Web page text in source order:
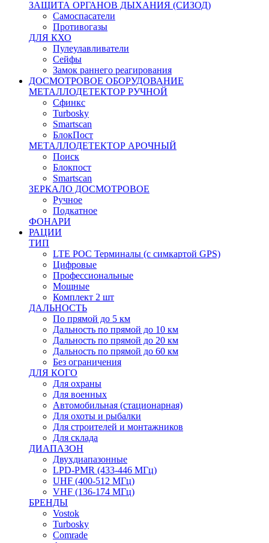
ЗАЩИТА ОРГАНОВ ДЫХАНИЯ (СИЗОД)
Самоспасатели
Противогазы
ДЛЯ КХО
Пулеулавливатели
Сейфы
Замок раннего реагирования
ДОСМОТРОВОЕ ОБОРУДОВАНИЕ
МЕТАЛЛОДЕТЕКТОР РУЧНОЙ
Сфинкс
Turbosky
Smartscan
БлокПост
МЕТАЛЛОДЕТЕКТОР АРОЧНЫЙ
Поиск
Блокпост
Smartscan
ЗЕРКАЛО ДОСМОТРОВОЕ
Ручное
Подкатное
ФОНАРИ
РАЦИИ
ТИП
LTE POC Терминалы (с симкартой GPS)
Цифровые
Профессиональные
Мощные
Комплект 2 шт
ДАЛЬНОСТЬ
По прямой до 5 км
Дальность по прямой до 10 км
Дальность по прямой до 20 км
Дальность по прямой до 60 км
Без ограничения
ДЛЯ КОГО
Для охраны
Для военных
Автомобильная (стационарная)
Для охоты и рыбалки
Для строителей и монтажников
Для склада
ДИАПАЗОН
Двухдиапазонные
LPD-PMR (433-446 МГц)
UHF (400-512 МГц)
VHF (136-174 МГц)
БРЕНДЫ
Vostok
Turbosky
Comrade